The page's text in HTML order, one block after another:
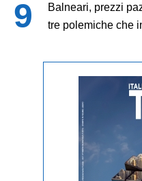
Balneari, prezzi
tre polemiche che